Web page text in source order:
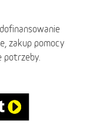
zakup pomocy
potrzeby.